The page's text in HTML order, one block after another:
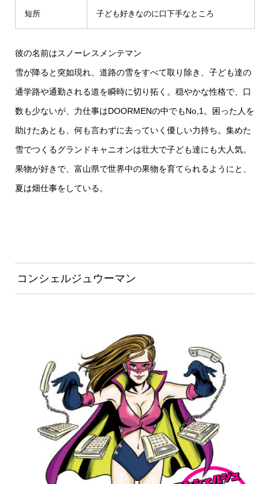
短所 子ども好きなのに口下手なところ
彼の名前はスノーレスメンテマン
雪が降ると突如現れ、道路の雪をすべて取り除き、子ども達の
通学路や通勤される道を瞬時に切り拓く。穏やかな性格で、口
数も少ないが、力仕事はDOORMENの中でもNo,1。困った人を
助けたあとも、何も言わずに去っていく優しい力持ち。集めた
雪でつくるグランドキャニオンは壮大で子ども達にも大人気。
果物が好きで、富山県で世界中の果物を育てられるようにと、
夏は畑仕事をしている。
コンシェルジュウーマン